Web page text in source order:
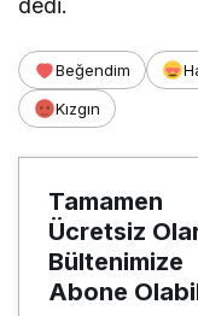
Beğendim
Kızgın
Tamamen
Ücretsiz
Bültenimize
Abone